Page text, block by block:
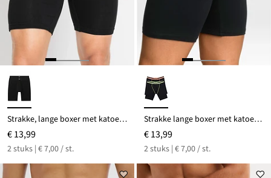
Strakke, lange boxer met katoen (set van 2)
€ 13,99
2 stuks | € 7,00 / st.
Strakke lange boxer met katoen (set van 2)
€ 13,99
2 stuks | € 7,00 / st.